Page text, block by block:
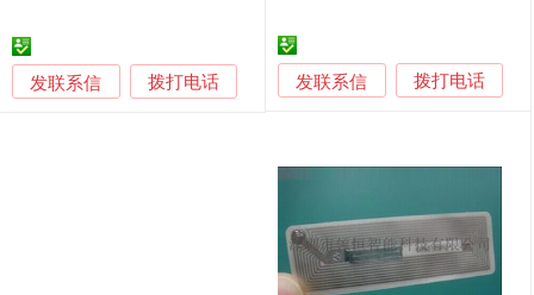
发联系信 拨打电话 发联系信 拨打电话